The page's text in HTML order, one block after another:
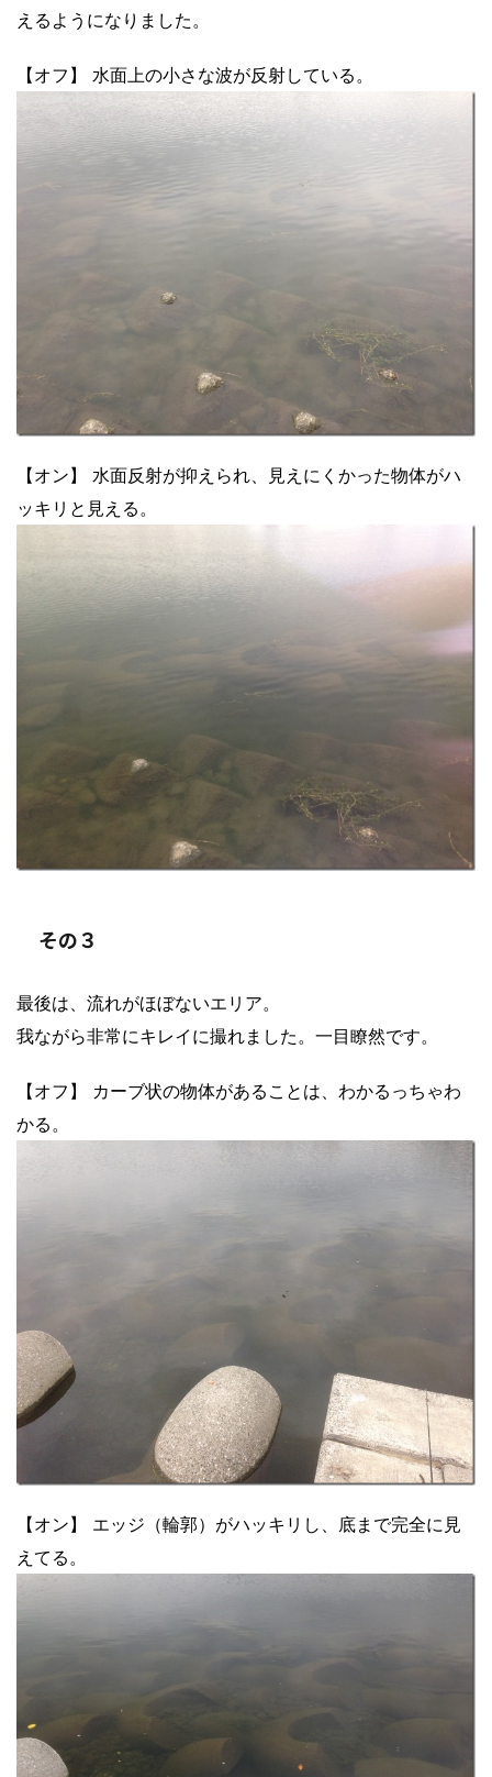
えるようになりました。
【オフ】 水面上の小さな波が反射している。
【オン】 水面反射が抑えられ、見えにくかった物体がハ
ッキリと見える。
その３
最後は、流れがほぼないエリア。
我ながら非常にキレイに撮れました。一目瞭然です。
【オフ】 カーブ状の物体があることは、わかるっちゃわ
かる。
【オン】 エッジ（輪郭）がハッキリし、底まで完全に見
えてる。